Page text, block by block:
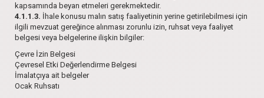
kapsamında beyan etmeleri gerekmektedir.
4.1.1.3. İhale konusu malın satış faaliyetinin yerine getirilebilmesi için
ilgili mevzuat gereğince alınması zorunlu izin, ruhsat veya faaliyet
belgesi veya belgelerine ilişkin bilgiler:
Çevre İzin Belgesi
Çevresel Etki Değerlendirme Belgesi
İmalatçıya ait belgeler
Ocak Ruhsatı